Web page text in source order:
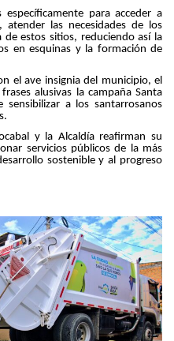
específicamente para acceder a
atender las necesidades de los
estos sitios, reduciendo así la
en esquinas y la formación de
el ave insignia del municipio, el
alusivas la campaña Santa
sensibilizar a los santarrosanos
y la Alcaldía reafirman su
servicios públicos de la más
sostenible y al progreso